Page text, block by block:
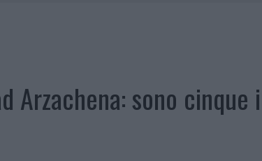
Arzachena: sono cinque i